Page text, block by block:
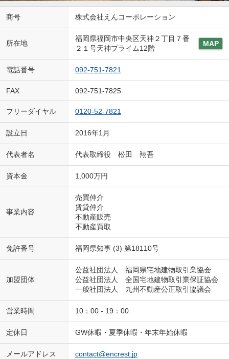
商号 株式会社えんコーポレーション
所在地
福岡県福岡市中央区天神２丁目７番
２１号天神プライム12階
MAP
電話番号 092-751-7821
FAX 092-751-7825
フリーダイヤル 0120-52-7821
設立日 2016年1月
代表者名 代表取締役 松田 翔吾
資本金 1,000万円
事業内容
売買仲介
賃貸仲介
不動産販売
不動産買取
免許番号 福岡県知事 (3) 第18110号
加盟団体
公益社団法人 福岡県宅地建物取引業協会
公益社団法人 全国宅地建物取引業保証協会
一般社団法人 九州不動産公正取引協議会
営業時間 10：00 - 19：00
定休日 GW休暇・夏季休暇・年末年始休暇
メールアドレス contact@encrest.jp